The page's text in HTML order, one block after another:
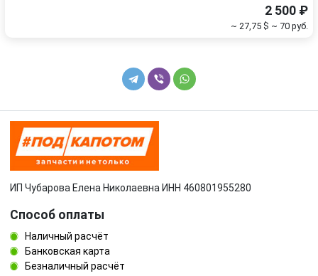
2 500 ₽
~ 27,75 $ ~ 70 руб.
ИП Чубарова Елена Николаевна ИНН 460801955280
Способ оплаты
Наличный расчёт
Банковская карта
Безналичный расчёт